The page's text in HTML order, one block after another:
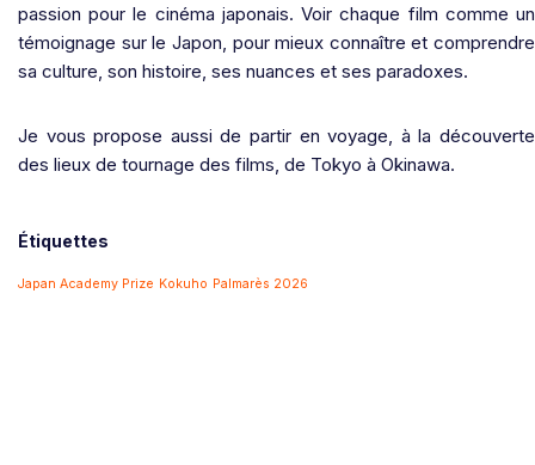
passion pour le cinéma japonais. Voir chaque film comme un
témoignage sur le Japon, pour mieux connaître et comprendre
sa culture, son histoire, ses nuances et ses paradoxes.
Je vous propose aussi de partir en voyage, à la découverte
des lieux de tournage des films, de Tokyo à Okinawa.
Étiquettes
Japan Academy Prize Kokuho Palmarès 2026